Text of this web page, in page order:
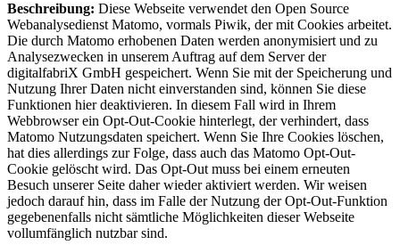
Beschreibung: Diese Webseite verwendet den Open Source
Webanalysedienst Matomo, vormals Piwik, der mit Cookies arbeitet.
Die durch Matomo erhobenen Daten werden anonymisiert und zu
Analysezwecken in unserem Auftrag auf dem Server der
digitalfabriX GmbH gespeichert. Wenn Sie mit der Speicherung und
Nutzung Ihrer Daten nicht einverstanden sind, können Sie diese
Funktionen hier deaktivieren. In diesem Fall wird in Ihrem
Webbrowser ein Opt-Out-Cookie hinterlegt, der verhindert, dass
Matomo Nutzungsdaten speichert. Wenn Sie Ihre Cookies löschen,
hat dies allerdings zur Folge, dass auch das Matomo Opt-Out-
Cookie gelöscht wird. Das Opt-Out muss bei einem erneuten
Besuch unserer Seite daher wieder aktiviert werden. Wir weisen
jedoch darauf hin, dass im Falle der Nutzung der Opt-Out-Funktion
gegebenenfalls nicht sämtliche Möglichkeiten dieser Webseite
vollumfänglich nutzbar sind.